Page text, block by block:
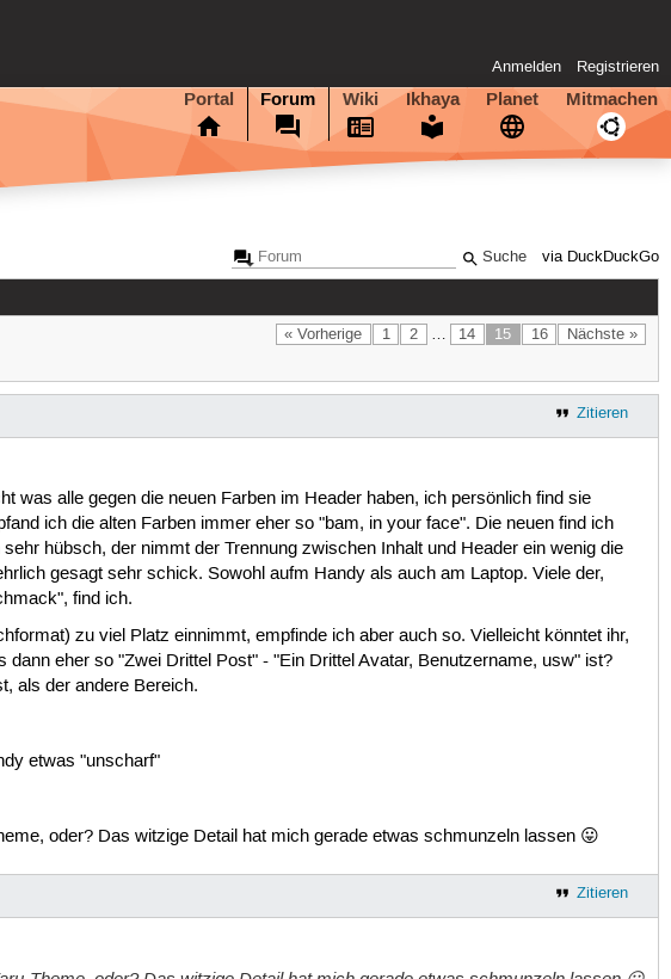
Anmelden Registrieren
Portal Forum Wiki Ikhaya Planet Mitmachen
via DuckDuckGo
« Vorherige 1 2 … 14 15 16 Nächste »
Zitieren
alle gegen die neuen Farben im Header haben, ich persönlich find sie
ich die alten Farben immer eher so "bam, in your face". Die neuen find ich
hübsch, der nimmt der Trennung zwischen Inhalt und Header ein wenig die
gesagt sehr schick. Sowohl aufm Handy als auch am Laptop. Viele der,
find ich.
zu viel Platz einnimmt, empfinde ich aber auch so. Vielleicht könntet ihr,
eher so "Zwei Drittel Post" - "Ein Drittel Avatar, Benutzername, usw" ist?
als der andere Bereich.
etwas "unscharf"
oder? Das witzige Detail hat mich gerade etwas schmunzeln lassen 😛
Zitieren